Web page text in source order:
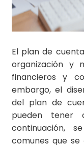
El plan de
organización y
financieros y
embargo, el
del plan de
pueden tener
continuación,
comunes que